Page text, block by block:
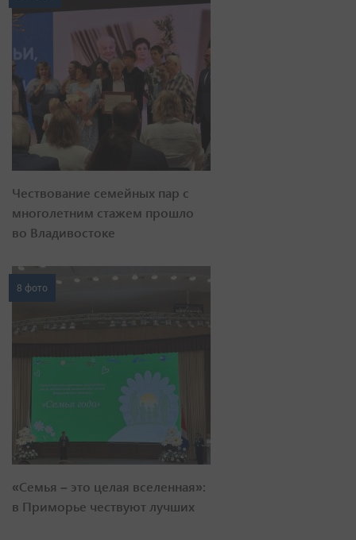
Чествование семейных пар с
многолетним стажем прошло
во Владивостоке
8 фото
«Семья – это целая вселенная»:
в Приморье чествуют лучших